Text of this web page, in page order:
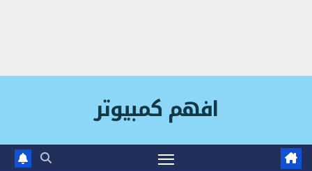
افهم كمبيوتر